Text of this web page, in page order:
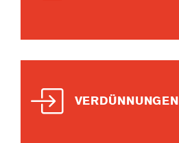
VERDÜNNUNGEN